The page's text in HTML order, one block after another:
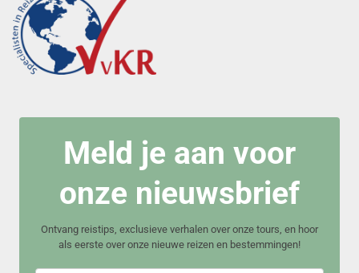
Meld je aan voor
onze nieuwsbrief
Ontvang reistips, exclusieve verhalen over onze tours, en hoor
als eerste over onze nieuwe reizen en bestemmingen!